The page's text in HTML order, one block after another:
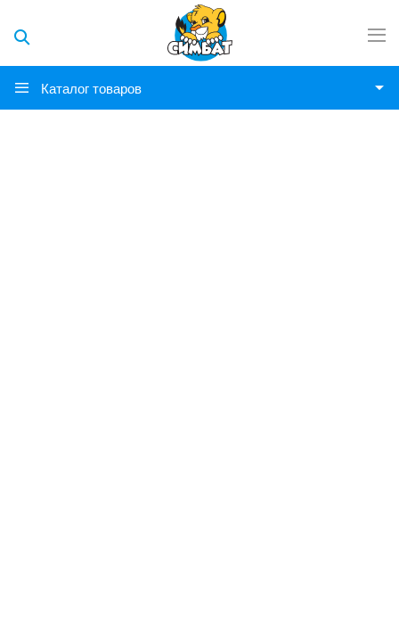
Каталог товаров